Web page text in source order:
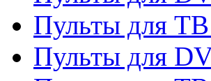
Пульты для ТВ
Пульты для